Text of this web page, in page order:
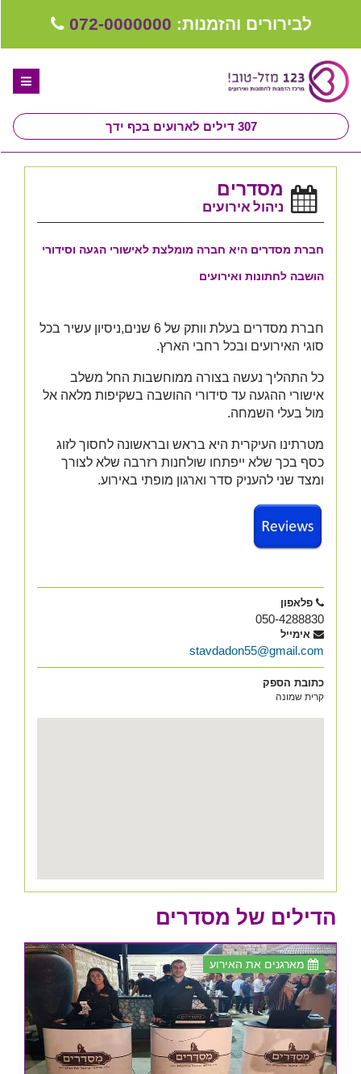
לבירורים והזמנות: 072-0000000
307 דילים לארועים בכף ידך
ספקים לחתונה מומלצים
קבלו ייעוץ בחינם
שירות אישי בקליק
מסדרים
ניהול אירועים
חברת מסדרים היא חברה מומלצת לאישורי הגעה וסידורי
הושבה לחתונות ואירועים
חברת מסדרים בעלת וותק של 6 שנים,ניסיון עשיר בכל
סוגי האירועים ובכל רחבי הארץ.
כל התהליך נעשה בצורה ממוחשבות החל משלב
אישורי ההגעה עד סידורי ההושבה בשקיפות מלאה אל
מול בעלי השמחה.
מטרתינו העיקרית היא בראש ובראשונה לחסוך לזוג
כסף בכך שלא ייפתחו שולחנות רזרבה שלא לצורך
ומצד שני להעניק סדר וארגון מופתי באירוע.
פלאפון
050-4288830
אימייל
stavdadon55@gmail.com
כתובת הספק
קרית שמונה
הדילים של מסדרים
מארגנים את האירוע